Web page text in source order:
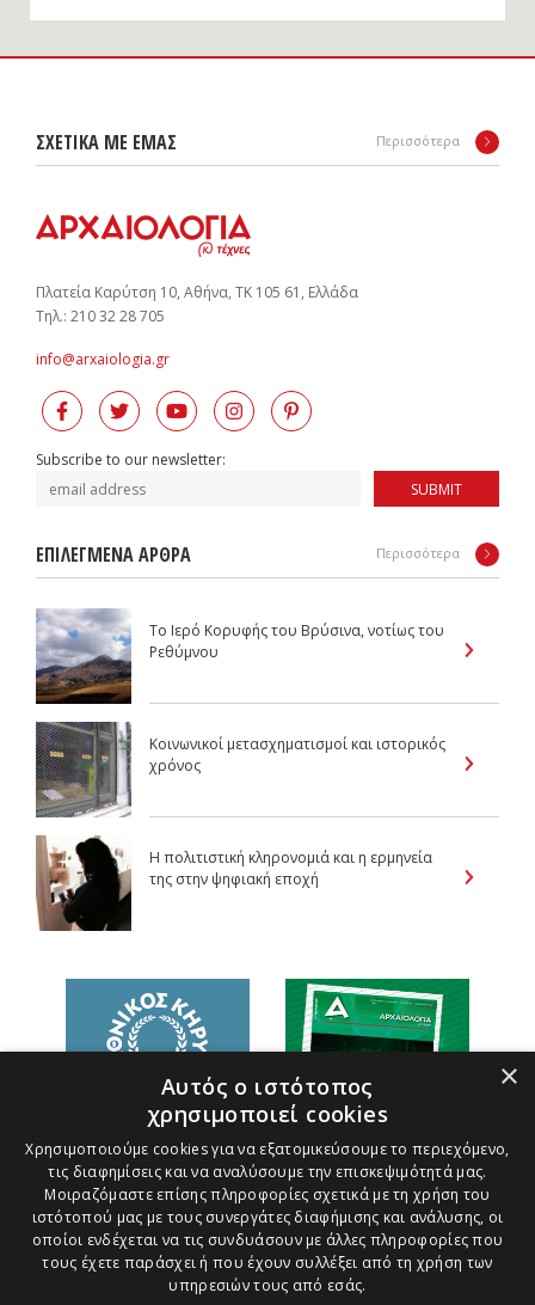
ΣΧΕΤΙΚΑ ΜΕ ΕΜΑΣ Περισσότερα
Πλατεία Καρύτση 10, Αθήνα, ΤΚ 105 61, Ελλάδα
Tηλ.: 210 32 28 705
info@arxaiologia.gr
Subscribe to our newsletter:
SUBMIT
ΕΠΙΛΕΓΜΕΝΑ ΑΡΘΡΑ Περισσότερα
To Ιερό Κορυφής του Βρύσινα, νοτίως του
Ρεθύμνου
Κοινωνικοί μετασχηματισμοί και ιστορικός
χρόνος
Η πολιτιστική κληρονομιά και η ερμηνεία
της στην ψηφιακή εποχή
×
Αυτός ο ιστότοπος
χρησιμοποιεί cookies
Χρησιμοποιούμε cookies για να εξατομικεύσουμε το περιεχόμενο,
τις διαφημίσεις και να αναλύσουμε την επισκεψιμότητά μας.
Μοιραζόμαστε επίσης πληροφορίες σχετικά με τη χρήση του
ιστότοπού μας με τους συνεργάτες διαφήμισης και ανάλυσης, οι
οποίοι ενδέχεται να τις συνδυάσουν με άλλες πληροφορίες που
τους έχετε παράσχει ή που έχουν συλλέξει από τη χρήση των
υπηρεσιών τους από εσάς.